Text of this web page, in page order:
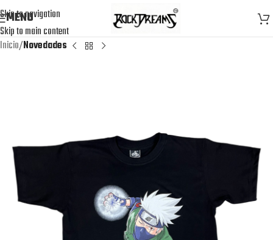
Skip to navigation
Skip to main content
MENU
Inicio Novedades